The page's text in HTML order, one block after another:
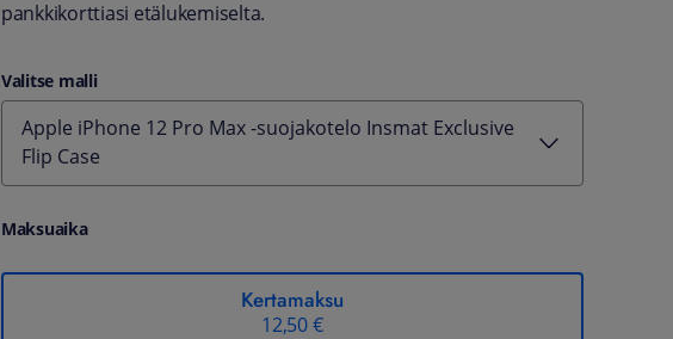
pankkikorttiasi etälukemiselta.
Valitse malli
Apple iPhone 12 Pro Max -suojakotelo Insmat Exclusive
Flip Case
Maksuaika
Kertamaksu
12,50 €